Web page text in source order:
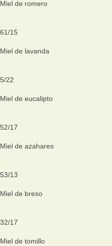
Miel de romero
61/15
Miel de lavanda
5/22
Miel de eucalipto
52/17
Miel de azahares
53/13
Miel de breso
32/17
Miel de tomillo